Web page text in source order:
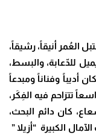
العُمر أنيقاً، رشيقاً،
للدّعابة، والبسط،
أديباً وفناناً ومبدعاً
تتزاحم فيه الفِكَر،
كان دائم البحث،
الكبيرة “أزيلا ”